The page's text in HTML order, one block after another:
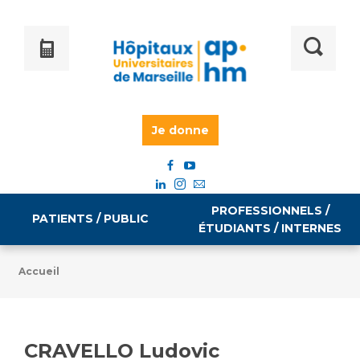
Je donne
PATIENTS / PUBLIC
PROFESSIONNELS /
ÉTUDIANTS / INTERNES
Emploi / formation
Accueil
CRAVELLO Ludovic